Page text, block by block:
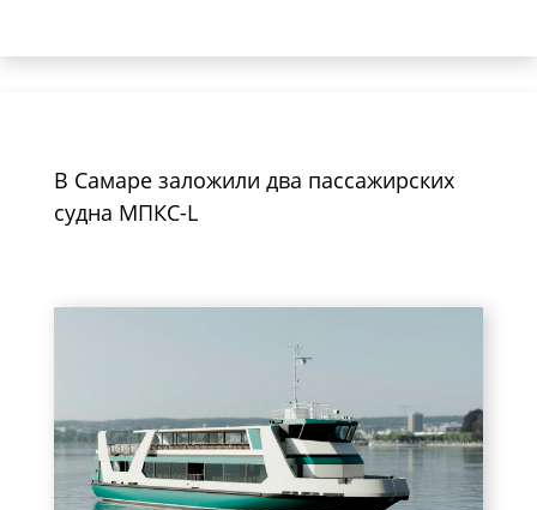
В Самаре заложили два пассажирских
судна МПКС-L